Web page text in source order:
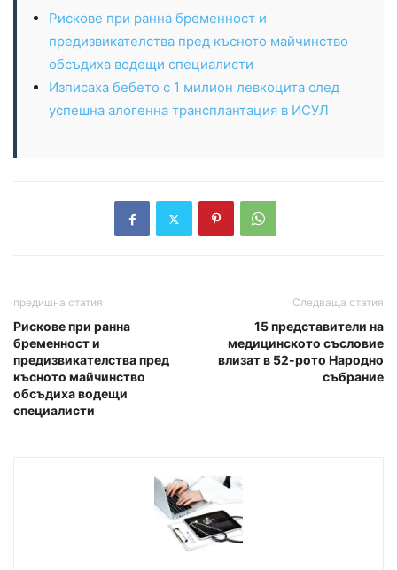
Рискове при ранна бременност и
предизвикателства пред късното майчинство
обсъдиха водещи специалисти
Изписаха бебето с 1 милион левкоцита след
успешна алогенна трансплантация в ИСУЛ
предишна статия
Рискове при ранна
бременност и
предизвикателства пред
късното майчинство
обсъдиха водещи
специалисти
Следваща статия
15 представители на
медицинското съсловие
влизат в 52-рото Народно
събрание